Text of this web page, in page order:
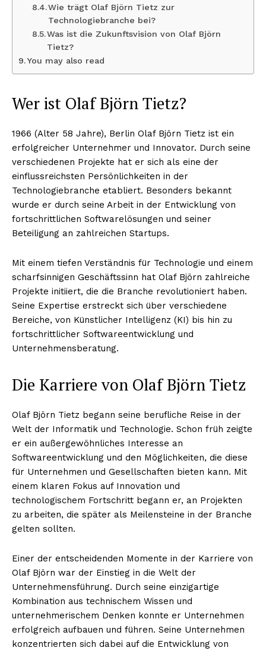
Wie trägt Olaf Björn Tietz zur
Technologiebranche bei?
Was ist die Zukunftsvision von Olaf Björn
Tietz?
You may also read
Wer ist Olaf Björn Tietz?
1966 (Alter 58 Jahre), Berlin Olaf Björn Tietz ist ein
erfolgreicher Unternehmer und Innovator. Durch seine
verschiedenen Projekte hat er sich als eine der
einflussreichsten Persönlichkeiten in der
Technologiebranche etabliert. Besonders bekannt
wurde er durch seine Arbeit in der Entwicklung von
fortschrittlichen Softwarelösungen und seiner
Beteiligung an zahlreichen Startups.
Mit einem tiefen Verständnis für Technologie und einem
scharfsinnigen Geschäftssinn hat Olaf Björn zahlreiche
Projekte initiiert, die die Branche revolutioniert haben.
Seine Expertise erstreckt sich über verschiedene
Bereiche, von Künstlicher Intelligenz (KI) bis hin zu
fortschrittlicher Softwareentwicklung und
Unternehmensberatung.
Die Karriere von Olaf Björn Tietz
Olaf Björn Tietz begann seine berufliche Reise in der
Welt der Informatik und Technologie. Schon früh zeigte
er ein außergewöhnliches Interesse an
Softwareentwicklung und den Möglichkeiten, die diese
für Unternehmen und Gesellschaften bieten kann. Mit
einem klaren Fokus auf Innovation und
technologischem Fortschritt begann er, an Projekten
zu arbeiten, die später als Meilensteine in der Branche
gelten sollten.
Einer der entscheidenden Momente in der Karriere von
Olaf Björn war der Einstieg in die Welt der
Unternehmensführung. Durch seine einzigartige
Kombination aus technischem Wissen und
unternehmerischem Denken konnte er Unternehmen
erfolgreich aufbauen und führen. Seine Unternehmen
konzentrierten sich dabei auf die Entwicklung von